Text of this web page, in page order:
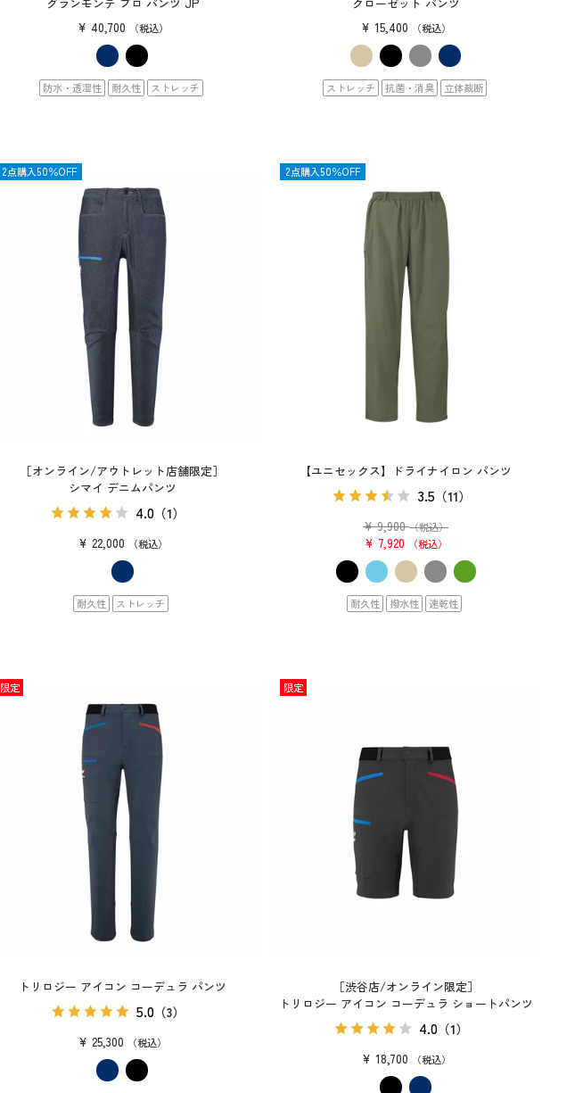
¥ 40,700 税込
防水・透湿性 耐久性 ストレッチ
¥ 15,400 税込
ストレッチ 抗菌・消臭 立体裁断
［オンライン/アウトレット店舗限定］
シマイ デニムパンツ
4.0 （1）
¥ 22,000 税込
耐久性 ストレッチ
2点購入50％OFF
【ユニセックス】ドライナイロン パンツ
3.5（11）
¥ 9,900 （税込）
¥ 7,920 税込
SALE
耐久性 撥水性 速乾性
2点購入50％OFF
トリロジー アイコン コーデュラ パンツ
5.0（3）
¥ 25,300 税込
限定
［渋谷店/オンライン限定］
トリロジー アイコン コーデュラ ショートパンツ
4.0 （1）
¥ 18,700 税込
限定